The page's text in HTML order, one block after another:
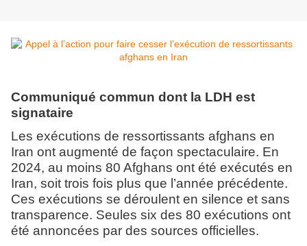
Communiqué commun dont la LDH est
signataire
Les exécutions de ressortissants afghans en
Iran ont augmenté de façon spectaculaire. En
2024, au moins 80 Afghans ont été exécutés en
Iran, soit trois fois plus que l’année précédente.
Ces exécutions se déroulent en silence et sans
transparence. Seules six des 80 exécutions ont
été annoncées par des sources officielles.